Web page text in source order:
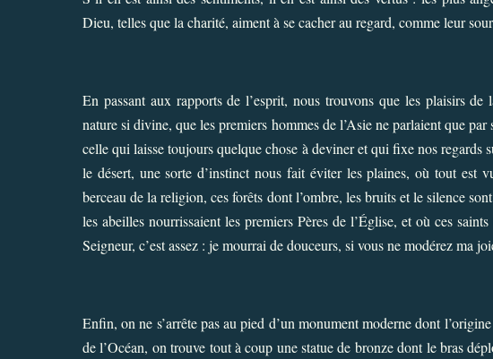
Dieu, telles que la charité, aiment à se cacher au regard, comme leur
En passant aux rapports de l’esprit, nous trouvons que les plaisirs de
nature si divine, que les premiers hommes de l’Asie ne parlaient que
celle qui laisse toujours quelque chose à deviner et qui fixe nos regards
le désert, une sorte d’instinct nous fait éviter les plaines, où tout est
berceau de la religion, ces forêts dont l’ombre, les bruits et le silence
les abeilles nourrissaient les premiers Pères de l’Église, et où ces
Seigneur, c’est assez : je mourrai de douceurs, si vous ne modérez ma
Enfin, on ne s’arrête pas au pied d’un monument moderne dont
de l’Océan, on trouve tout à coup une statue de bronze dont le bras